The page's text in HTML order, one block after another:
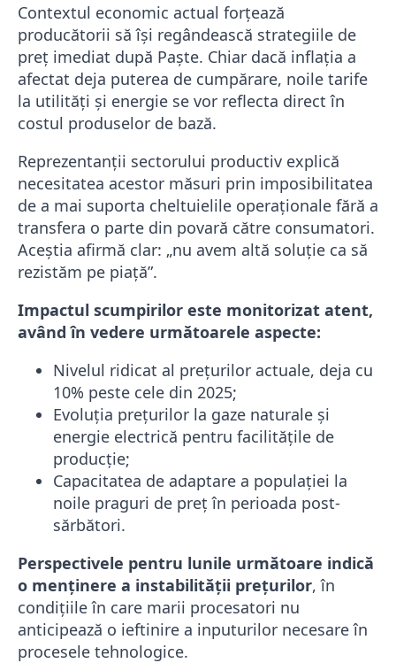
Contextul economic actual forțează
producătorii să își regândească strategiile de
preț imediat după Paște. Chiar dacă inflația a
afectat deja puterea de cumpărare, noile tarife
la utilități și energie se vor reflecta direct în
costul produselor de bază.
Reprezentanții sectorului productiv explică
necesitatea acestor măsuri prin imposibilitatea
de a mai suporta cheltuielile operaționale fără a
transfera o parte din povară către consumatori.
Aceștia afirmă clar: „nu avem altă soluție ca să
rezistăm pe piață”.
Impactul scumpirilor este monitorizat atent,
având în vedere următoarele aspecte:
Nivelul ridicat al prețurilor actuale, deja cu
10% peste cele din 2025;
Evoluția prețurilor la gaze naturale și
energie electrică pentru facilitățile de
producție;
Capacitatea de adaptare a populației la
noile praguri de preț în perioada post-
sărbători.
Perspectivele pentru lunile următoare indică
o menținere a instabilității prețurilor, în
condițiile în care marii procesatori nu
anticipează o ieftinire a inputurilor necesare în
procesele tehnologice.